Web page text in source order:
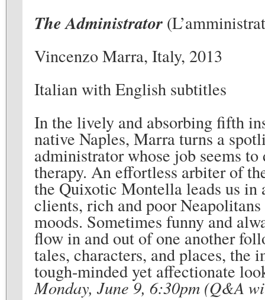
The Administrator
Vincenzo Marra, Italy, 2013
Italian with English subtitles
In the lively and absorbing fifth
native Naples, Marra turns a
administrator whose job seems
therapy. An effortless arbiter of
the Quixotic Montella leads us in
clients, rich and poor
moods. Sometimes funny and
flow in and out of one another
tales, characters, and places, the
tough-minded yet affectionate
Monday, June 9, 6:30pm (Q&A